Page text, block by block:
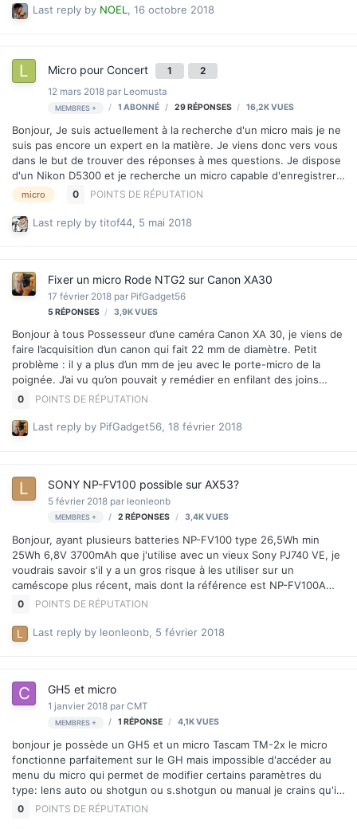
ce que le défaut va s'aggraver, dois-je remplacer cette carte ?
Merci de me donner votre avis.
Last reply by NOEL , 16 octobre 2018
Micro pour Concert 1 2
12 mars 2018 par Leomusta
MEMBRES + 1 ABONNÉ 29RÉPONSES 16,2KVUES
Bonjour, Je suis actuellement à la recherche d'un micro mais je ne
suis pas encore un expert en la matière. Je viens donc vers vous
dans le but de trouver des réponses à mes questions. Je dispose
d'un Nikon D5300 et je recherche un micro capable d'enregistrer
le son d'un concert sans soucis et bien sur utilisable pour tout
autre projet type court-métrage, documentaire, interview... J'en ai
repéré un, le VideoMic Rycote chez RODE :
https://www.amazon.fr/Rode-VideoMic-Microphone-directionnel-
ne me trompe pas ce micro enreg…
Last reply by titof44, 5 mai 2018
micro 0 POINTS DE RÉPUTATION
Fixer un micro Rode NTG2 sur Canon XA30
17 février 2018 par PifGadget56
5RÉPONSES 3,9KVUES
Bonjour à tous Possesseur d’une caméra Canon XA 30, je viens de
faire l’acquisition d’un canon qui fait 22 mm de diamètre. Petit
problème : il y a plus d’un mm de jeu avec le porte-micro de la
poignée. J’ai vu qu’on pouvait y remédier en enfilant des joins
toriques sur le micro. Ma question : quelqu’un a t il un modèle de
Last reply by PifGadget56, 18 février 2018
0 POINTS DE RÉPUTATION
SONY NP-FV100 possible sur AX53?
5 février 2018 par leonleonb
MEMBRES + 2 RÉPONSES 3,4KVUES
Bonjour, ayant plusieurs batteries NP-FV100 type 26,5Wh min
25Wh 6,8V 3700mAh que j'utilise avec un vieux Sony PJ740 VE, je
voudrais savoir s'il y a un gros risque à les utiliser sur un
caméscope plus récent, mais dont la référence est NP-FV100A
Last reply by leonleonb, 5 février 2018
0 POINTS DE RÉPUTATION
GH5 et micro
1 janvier 2018 par CMT
MEMBRES + 1 RÉPONSE 4,1KVUES
bonjour je possède un GH5 et un micro Tascam TM-2x le micro
fonctionne parfaitement sur le GH mais impossible d'accéder au
menu du micro qui permet de modifier certains paramètres du
type: lens auto ou shotgun ou s.shotgun ou manual je crains qu'il
ne faille connecter un micro panasonic vendu à des prix exorbitan
0 POINTS DE RÉPUTATION